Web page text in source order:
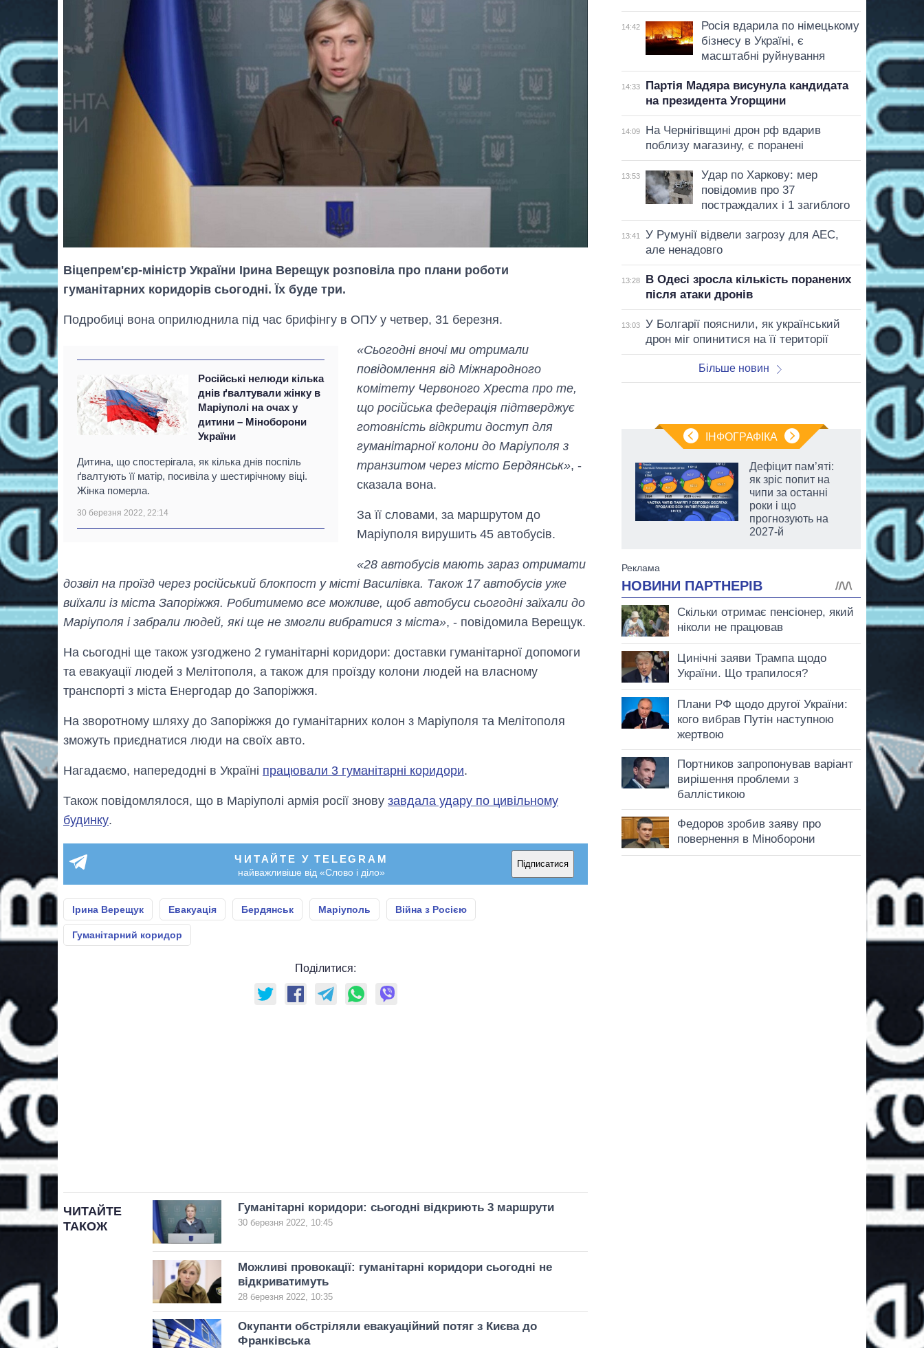
Віцепрем'єр-міністр України Ірина Верещук розповіла про плани роботи
гуманітарних коридорів сьогодні. Їх буде три.
Подробиці вона оприлюднила під час брифінгу в ОПУ у четвер, 31 березня.
Російські нелюди кілька
днів ґвалтували жінку в
Маріуполі на очах у
дитини – Міноборони
України
Дитина, що спостерігала, як кілька днів поспіль
ґвалтують її матір, посивіла у шестирічному віці.
Жінка померла.
30 березня 2022, 22:14
«Сьогодні вночі ми отримали
повідомлення від Міжнародного
комітету Червоного Хреста про те,
що російська федерація підтверджує
готовність відкрити доступ для
гуманітарної колони до Маріуполя з
транзитом через місто Бердянськ», -
сказала вона.
За її словами, за маршрутом до
Маріуполя вирушить 45 автобусів.
«28 автобусів мають зараз отримати
дозвіл на проїзд через російський блокпост у місті Василівка. Також 17 автобусів уже
виїхали із міста Запоріжжя. Робитимемо все можливе, щоб автобуси сьогодні заїхали до
Маріуполя і забрали людей, які ще не змогли вибратися з міста», - повідомила Верещук.
На сьогодні ще також узгоджено 2 гуманітарні коридори: доставки гуманітарної допомоги
та евакуації людей з Мелітополя, а також для проїзду колони людей на власному
транспорті з міста Енергодар до Запоріжжя.
На зворотному шляху до Запоріжжя до гуманітарних колон з Маріуполя та Мелітополя
зможуть приєднатися люди на своїх авто.
Нагадаємо, напередодні в Україні працювали 3 гуманітарні коридори.
Також повідомлялося, що в Маріуполі армія росії знову завдала удару по цивільному
будинку.
ЧИТАЙТЕ У TELEGRAM
найважливіше від «Слово і діло»
Підписатися
Ірина Верещук Евакуація Бердянськ Маріуполь Війна з Росією
Гуманітарний коридор
Поділитися:
ЧИТАЙТЕ
ТАКОЖ
Гуманітарні коридори: сьогодні відкриють 3 маршрути
30 березня 2022, 10:45
Можливі провокації: гуманітарні коридори сьогодні не
відкриватимуть
28 березня 2022, 10:35
Окупанти обстріляли евакуаційний потяг з Києва до
Франківська
14:42
Росія вдарила по німецькому
бізнесу в Україні, є
масштабні руйнування
14:33
Партія Мадяра висунула кандидата
на президента Угорщини
14:09
На Чернігівщині дрон рф вдарив
поблизу магазину, є поранені
13:53
Удар по Харкову: мер
повідомив про 37
постраждалих і 1 загиблого
13:41
У Румунії відвели загрозу для АЕС,
але ненадовго
13:28
В Одесі зросла кількість поранених
після атаки дронів
13:03
У Болгарії пояснили, як український
дрон міг опинитися на її території
Більше новин
ІНФОГРАФІКА
Як за 10 років
магістратуру та
аспірантуру
Дефіцит пам’яті:
як зріс попит на
чипи за останні
роки і що
прогнозують на
2027-й